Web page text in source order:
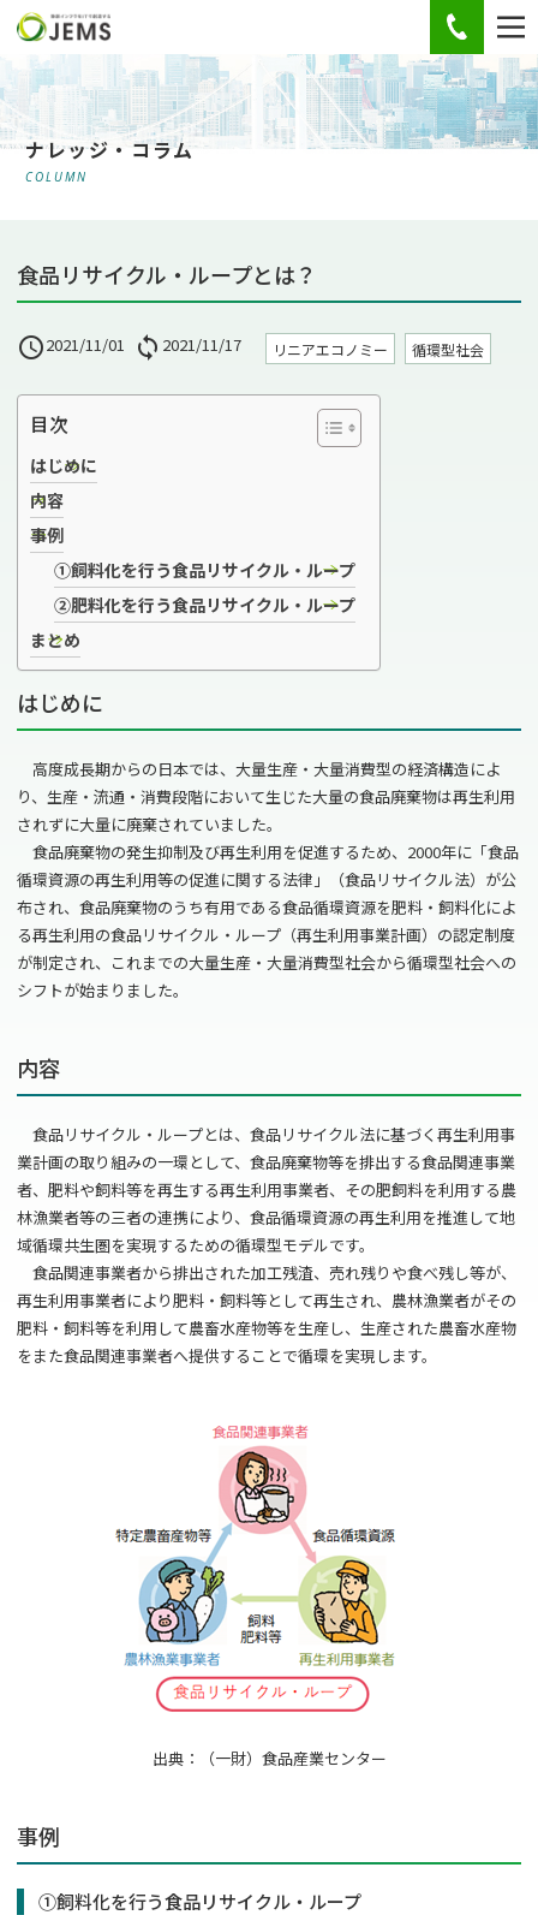
ナレッジ・コラム
COLUMN
食品リサイクル・ループとは？
2021/11/01  2021/11/17 リニアエコノミー 循環型社会
目次
はじめに
内容
事例
①飼料化を行う食品リサイクル・ループ
②肥料化を行う食品リサイクル・ループ
まとめ
はじめに
高度成長期からの日本では、大量生産・大量消費型の経済構造によ
り、生産・流通・消費段階において生じた大量の食品廃棄物は再生利用
されずに大量に廃棄されていました。
食品廃棄物の発生抑制及び再生利用を促進するため、 2000年に「食品
循環資源の再生利用等の促進に関する法律」（食品リサイクル法）が公
布され、食品廃棄物のうち有用である食品循環資源を肥料・飼料化によ
る再生利用の食品リサイクル・ループ（再生利用事業計画）の認定制度
が制定され、これまでの大量生産・大量消費型社会から循環型社会への
シフトが始まりました。
内容
食品リサイクル・ループとは、食品リサイクル法に基づく再生利用事
業計画の取り組みの一環として、食品廃棄物等を排出する食品関連事業
者、肥料や飼料等を再生する再生利用事業者、その肥飼料を利用する農
林漁業者等の三者の連携により、食品循環資源の再生利用を推進して地
域循環共生圏を実現するための循環型モデルです。
食品関連事業者から排出された加工残渣、売れ残りや食べ残し等が、
再生利用事業者により肥料・飼料等として再生され、農林漁業者がその
肥料・飼料等を利用して農畜水産物等を生産し、生産された農畜水産物
をまた食品関連事業者へ提供することで循環を実現します。
出典：（一財）食品産業センター
事例
①飼料化を行う食品リサイクル・ループ